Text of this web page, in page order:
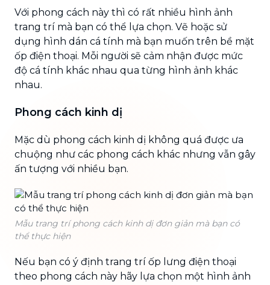
Với phong cách này thì có rất nhiều hình ảnh
trang trí mà bạn có thể lựa chọn. Vẽ hoặc sử
dụng hình dán cá tính mà bạn muốn trên bề mặt
ốp điện thoại. Mỗi người sẽ cảm nhận được mức
độ cá tính khác nhau qua từng hình ảnh khác
nhau.
Phong cách kinh dị
Mặc dù phong cách kinh dị không quá được ưa
chuộng như các phong cách khác nhưng vẫn gây
ấn tượng với nhiều bạn.
Mẫu trang trí phong cách kinh dị đơn giản mà bạn có
thể thực hiện
Nếu bạn có ý định trang trí ốp lưng điện thoại
theo phong cách này hãy lựa chọn một hình ảnh